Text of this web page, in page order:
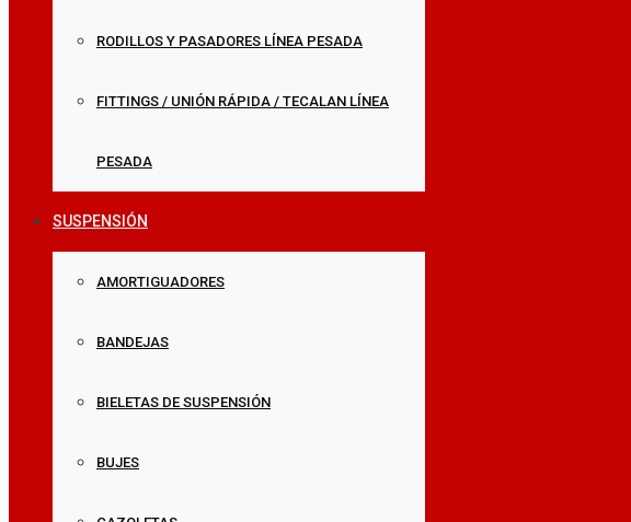
RODILLOS Y PASADORES LÍNEA PESADA
FITTINGS / UNIÓN RÁPIDA / TECALAN LÍNEA
PESADA
SUSPENSIÓN
AMORTIGUADORES
BANDEJAS
BIELETAS DE SUSPENSIÓN
BUJES